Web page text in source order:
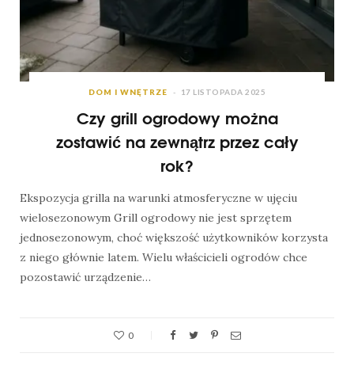
DOM I WNĘTRZE 17 LISTOPADA 2025
Czy grill ogrodowy można
zostawić na zewnątrz przez cały
rok?
Ekspozycja grilla na warunki atmosferyczne w ujęciu
wielosezonowym Grill ogrodowy nie jest sprzętem
jednosezonowym, choć większość użytkowników korzysta
z niego głównie latem. Wielu właścicieli ogrodów chce
pozostawić urządzenie…
0